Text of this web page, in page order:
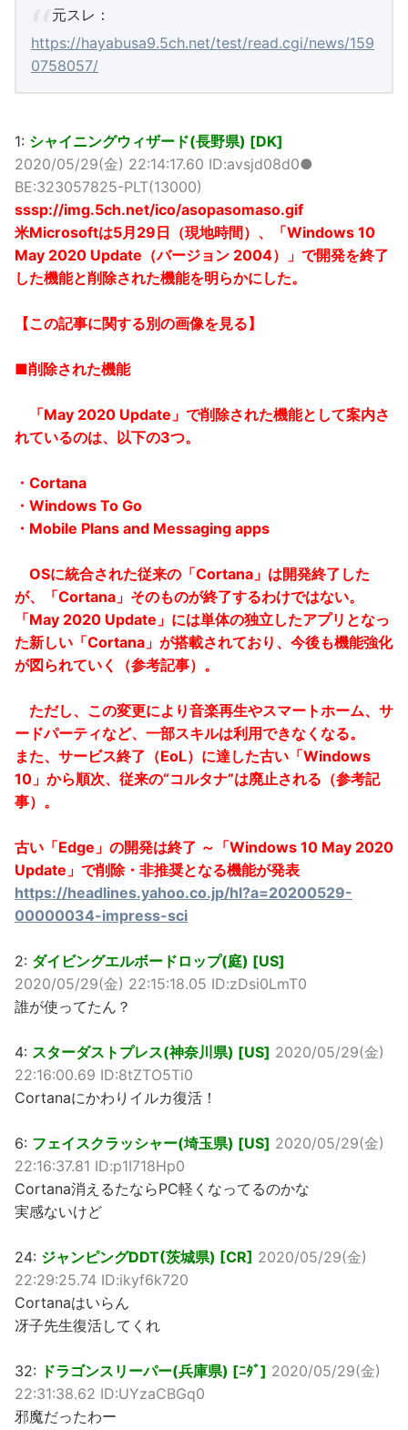
元スレ：
https://hayabusa9.5ch.net/test/read.cgi/news/159
0758057/
1: シャイニングウィザード(長野県) [DK]
2020/05/29(金) 22:14:17.60 ID:avsjd08d0●
BE:323057825-PLT(13000)
sssp://img.5ch.net/ico/asopasomaso.gif
米Microsoftは5月29日（現地時間）、「Windows 10
May 2020 Update（バージョン 2004）」で開発を終了
した機能と削除された機能を明らかにした。
【この記事に関する別の画像を見る】
■削除された機能
「May 2020 Update」で削除された機能として案内さ
れているのは、以下の3つ。
・Cortana
・Windows To Go
・Mobile Plans and Messaging apps
OSに統合された従来の「Cortana」は開発終了した
が、「Cortana」そのものが終了するわけではない。
「May 2020 Update」には単体の独立したアプリとなっ
た新しい「Cortana」が搭載されており、今後も機能強化
が図られていく（参考記事）。
ただし、この変更により音楽再生やスマートホーム、サ
ードパーティなど、一部スキルは利用できなくなる。
また、サービス終了（EoL）に達した古い「Windows
10」から順次、従来の“コルタナ”は廃止される（参考記
事）。
古い「Edge」の開発は終了 ～「Windows 10 May 2020
Update」で削除・非推奨となる機能が発表
https://headlines.yahoo.co.jp/hl?a=20200529-
00000034-impress-sci
2: ダイビングエルボードロップ(庭) [US]
2020/05/29(金) 22:15:18.05 ID:zDsi0LmT0
誰が使ってたん？
4: スターダストプレス(神奈川県) [US] 2020/05/29(金)
22:16:00.69 ID:8tZTO5Ti0
Cortanaにかわりイルカ復活！
6: フェイスクラッシャー(埼玉県) [US] 2020/05/29(金)
22:16:37.81 ID:p1I718Hp0
Cortana消えるたならPC軽くなってるのかな
実感ないけど
24: ジャンピングDDT(茨城県) [CR] 2020/05/29(金)
22:29:25.74 ID:ikyf6k720
Cortanaはいらん
冴子先生復活してくれ
32: ドラゴンスリーパー(兵庫県) [ﾆﾀﾞ] 2020/05/29(金)
22:31:38.62 ID:UYzaCBGq0
邪魔だったわー